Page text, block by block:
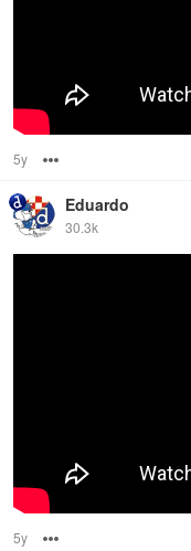
5y
Eduardo
30.3k
5y